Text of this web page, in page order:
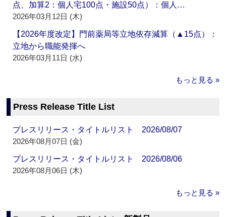
点、加算2：個人宅100点・施設50点）：個人…
2026年03月12日 (木)
【2026年度改定】門前薬局等立地依存減算（▲15点）：
立地から職能発揮へ
2026年03月11日 (水)
もっと見る »
Press Release Title List
プレスリリース・タイトルリスト 2026/08/07
2026年08月07日 (金)
プレスリリース・タイトルリスト 2026/08/06
2026年08月06日 (木)
もっと見る »